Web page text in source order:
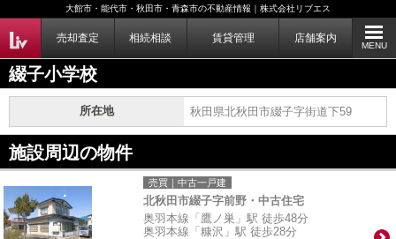
大館市・能代市・秋田市・青森市の不動産情報｜株式会社リブエス
売却査定 相続相談 賃貸管理 店舗案内
MENU
綴子小学校
所在地 秋田県北秋田市綴子字街道下59
施設周辺の物件
売買｜中古一戸建
北秋田市綴子字前野・中古住宅
奥羽本線「鷹ノ巣」駅 徒歩48分
奥羽本線「糠沢」駅 徒歩28分